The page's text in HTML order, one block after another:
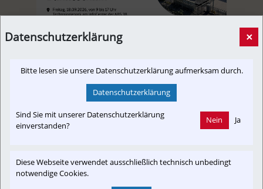
Nachhaltigkeit | Termin: 18.09.2026, 09 bis 17 Uhr
26. Juli 2026, 12:00 Uhr
A.D.
Wie kann moderne Bahninfrastruktur leistungsfähig und
nachhaltig gestaltet werden? Die Fachmesse für Lärmschutz
Datenschutzerklärung ×
Bitte lesen sie unsere Datenschutzerklärung aufmerksam durch.
Datenschutzerklärung
Sind Sie mit unserer Datenschutzerklärung
einverstanden?
Nein Ja
Diese Webseite verwendet ausschließlich technisch unbedingt
notwendige Cookies.